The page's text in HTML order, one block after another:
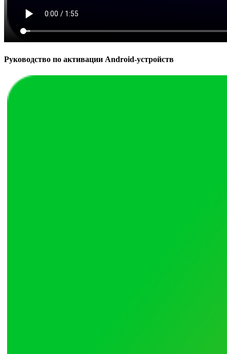
Руководство по активации Android-устройств